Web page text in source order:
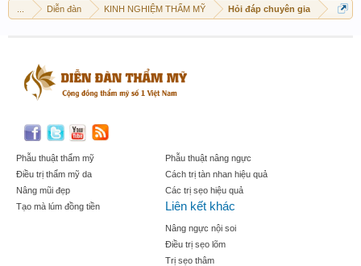
Diễn đàn KINH NGHIỆM THẨM MỸ Hỏi đáp chuyên gia
Phẫu thuật thẩm mỹ
Điều trị thẩm mỹ da
Nâng mũi đẹp
Tạo mà lúm đồng tiền
Phẫu thuật nâng ngực
Cách trị tàn nhan hiệu quả
Các trị sẹo hiệu quả
Liên kết khác
Nâng ngực nội soi
Điều trị sẹo lõm
Trị sẹo thâm